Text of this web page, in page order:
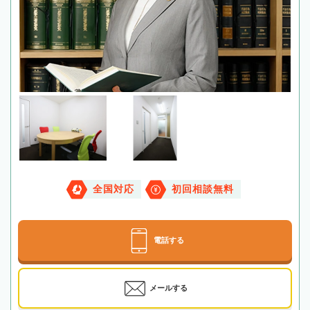
全国対応 初回相談無料
電話する
メールする